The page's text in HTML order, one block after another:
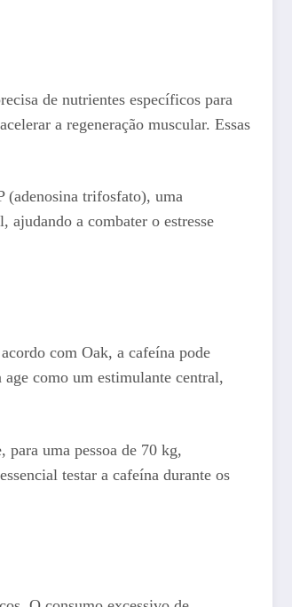
de nutrientes específicos para
a regeneração muscular. Essas
(adenosina trifosfato), uma
ajudando a combater o estresse
com Oak, a cafeína pode
como um estimulante central,
uma pessoa de 70 kg,
testar a cafeína durante os